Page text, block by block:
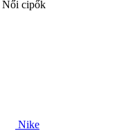
Női cipők
Nike